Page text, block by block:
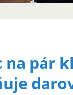
na pár